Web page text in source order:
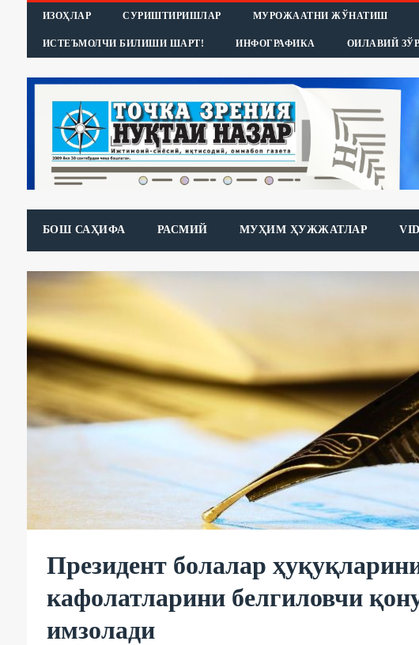
ИЗОҲЛАР СУРИШТИРИШЛАР МУРОЖААТНИ ЖЎНАТИШ
ИСТЕЪМОЛЧИ БИЛИШИ ШАРТ! ИНФОГРАФИКА ОИЛАВИЙ
БОШ САҲИФА РАСМИЙ МУҲИМ ҲУЖЖАТЛАР
Президент болалар
кафолатларини белгиловчи
имзолади